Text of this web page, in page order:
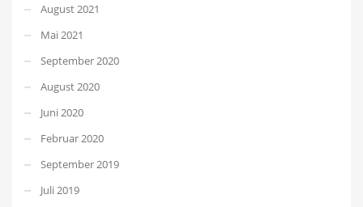
August 2021
Mai 2021
September 2020
August 2020
Juni 2020
Februar 2020
September 2019
Juli 2019